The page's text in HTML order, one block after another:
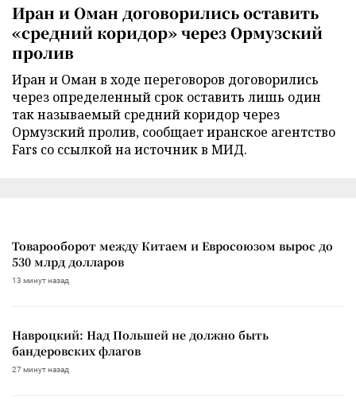
Иран и Оман договорились оставить
«средний коридор» через Ормузский
пролив
Иран и Оман в ходе переговоров договорились
через определенный срок оставить лишь один
так называемый средний коридор через
Ормузский пролив, сообщает иранское агентство
Fars со ссылкой на источник в МИД.
Товарооборот между Китаем и Евросоюзом вырос до
530 млрд долларов
13 минут назад
Навроцкий: Над Польшей не должно быть
бандеровских флагов
27 минут назад